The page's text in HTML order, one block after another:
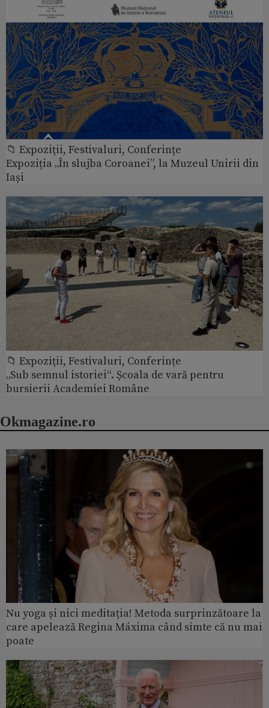
📁 Expoziţii, Festivaluri, Conferințe
Expoziția „În slujba Coroanei”, la Muzeul Unirii din
Iași
📁 Expoziţii, Festivaluri, Conferințe
„Sub semnul istoriei“. Școala de vară pentru
bursierii Academiei Române
Okmagazine.ro
Nu yoga și nici meditația! Metoda surprinzătoare la
care apelează Regina Máxima când simte că nu mai
poate